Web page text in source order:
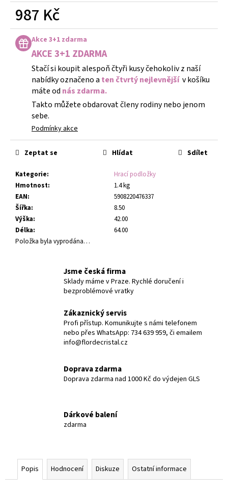
987 Kč
Měrná
cena:Akce 3+1 zdarma
AKCE 3+1 ZDARMA
Stačí si koupit alespoň čtyři kusy čehokoliv z naší
nabídky označeno a ten čtvrtý nejlevnější v košíku
máte od nás zdarma.
Takto můžete obdarovat členy rodiny nebo jenom
sebe.
Podmínky akce
Kategorie:
Hrací podložky
Hmotnost:
1.4 kg
EAN:
5908220476337
Šířka:
8.50
Výška:
42.00
Délka:
64.00
Položka byla vyprodána…
Zeptat se Hlídat Sdílet
Jsme česká firma
Sklady máme v Praze. Rychlé doručení i
bezproblémové vratky
Zákaznický servis
Profi přístup. Komunikujte s námi telefonem
nebo přes WhatsApp: 734 639 959, či emailem
info@flordecristal.cz
Doprava zdarma
Doprava zdarma nad 1000 Kč do výdejen GLS
Dárkové balení
zdarma
Popis Hodnocení Diskuze Ostatní informace